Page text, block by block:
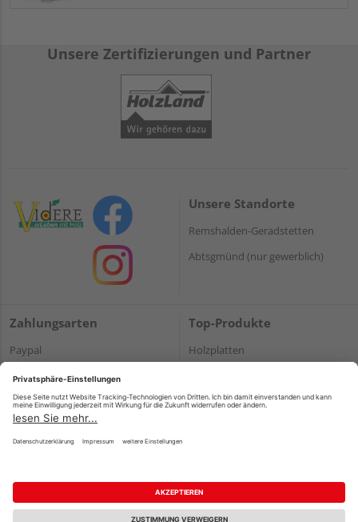
Unsere Zertifizierungen und Partner
Unsere Standorte
Remshalden-Geradstetten
Abtsgmünd (nur gewerblich)
Zahlungsarten
Paypal
Onlineüberweisung
Kreditkarte
Rechnung*
Top-Produkte
Holzplatten
Terrassendielen
Datenschutz AGB Barrierefreiheitserklärung